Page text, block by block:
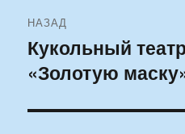
по
записям
НАЗАД
Предыдущая
запись:
Кукольный
«Золотую